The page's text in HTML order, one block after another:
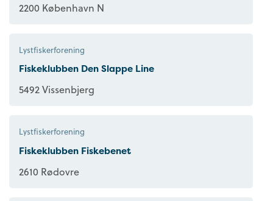
2200 København N
Lystfiskerforening
Fiskeklubben Den Slappe Line
5492 Vissenbjerg
Lystfiskerforening
Fiskeklubben Fiskebenet
2610 Rødovre